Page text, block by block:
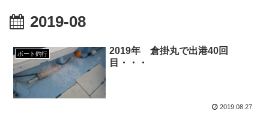
2019-08
ボート釣行
2019年 倉掛丸で出港40回
目・・・
2019.08.27